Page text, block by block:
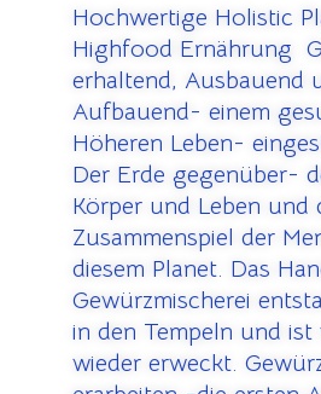
Hochwertige Holistic
Highfood Ernährung
erhaltend, Ausbauend
Aufbauend- einem
Höheren Leben-
Der Erde gegenüber-
Körper und Leben und
Zusammenspiel der
diesem Planet. Das
Gewürzmischerei
in den Tempeln und
wieder erweckt.